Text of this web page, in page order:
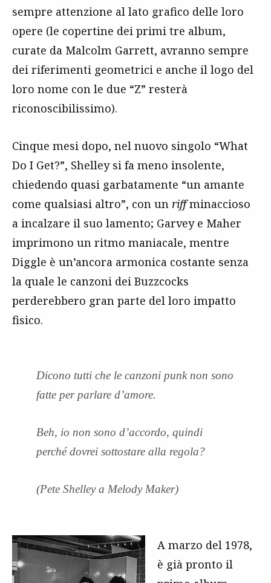
sempre attenzione al lato grafico delle loro
opere (le copertine dei primi tre album,
curate da Malcolm Garrett, avranno sempre
dei riferimenti geometrici e anche il logo del
loro nome con le due “Z” resterà
riconoscibilissimo).
Cinque mesi dopo, nel nuovo singolo “What
Do I Get?”, Shelley si fa meno insolente,
chiedendo quasi garbatamente “un amante
come qualsiasi altro”, con un riffminaccioso
a incalzare il suo lamento; Garvey e Maher
imprimono un ritmo maniacale, mentre
Diggle è un’ancora armonica costante senza
la quale le canzoni dei Buzzcocks
perderebbero gran parte del loro impatto
fisico.
Dicono tutti che le canzoni punk non sono
fatte per parlare d’amore.
Beh, io non sono d’accordo, quindi
perché dovrei sottostare alla regola?
(Pete Shelley a Melody Maker)
A marzo del 1978,
è già pronto il